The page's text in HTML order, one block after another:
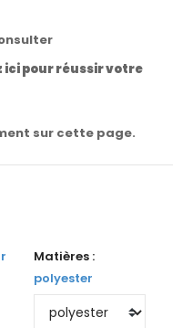
ici pour réussir votre
sur cette page.
Matières :
polyester